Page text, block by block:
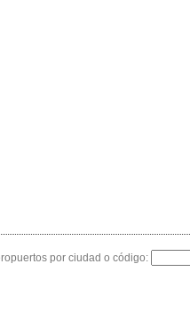
por ciudad o código: